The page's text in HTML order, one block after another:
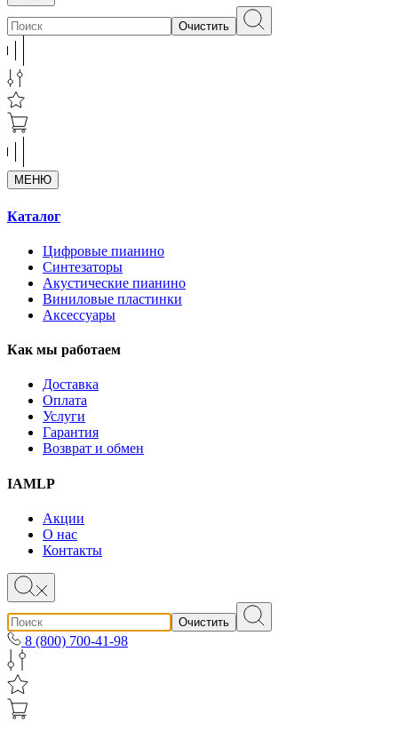
Очистить
МЕНЮ
Каталог
Цифровые пианино
Синтезаторы
Акустические пианино
Виниловые пластинки
Аксессуары
Как мы работаем
Доставка
Оплата
Услуги
Гарантия
Возврат и обмен
IAMLP
Акции
О нас
Контакты
Очистить
8 (800) 700-41-98